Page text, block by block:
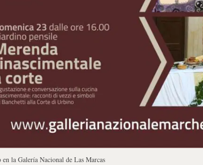
la Galería Nacional de Las Marcas